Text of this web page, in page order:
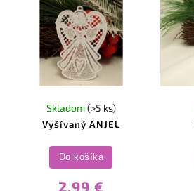
Vyšívaný ANJEL
Skladom(>5 ks)
2,99 €
Do košíka